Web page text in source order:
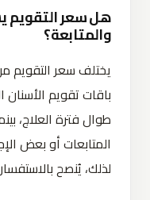
هل سعر التقويم
والمتابعة؟
يختلف سعر التقويم
باقات تقويم الأسنان
طوال فترة العلاج،
المتابعات أو بعض
لذلك، يُنصح